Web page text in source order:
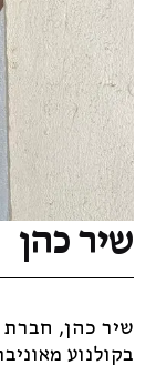
שיר כהן
שיר כהן, חברת
בקולנוע